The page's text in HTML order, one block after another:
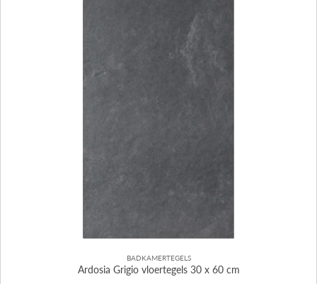
BADKAMERTEGELS
Ardosia Grigio vloertegels 30 x 60 cm